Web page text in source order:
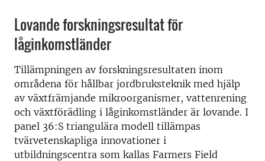
Lovande forskningsresultat för
låginkomstländer
Tillämpningen av forskningsresultaten inom
områdena för hållbar jordbruksteknik med hjälp
av växtfrämjande mikroorganismer, vattenrening
och växtförädling i låginkomstländer är lovande. I
panel 36:S triangulära modell tillämpas
tvärvetenskapliga innovationer i
utbildningscentra som kallas Farmers Field